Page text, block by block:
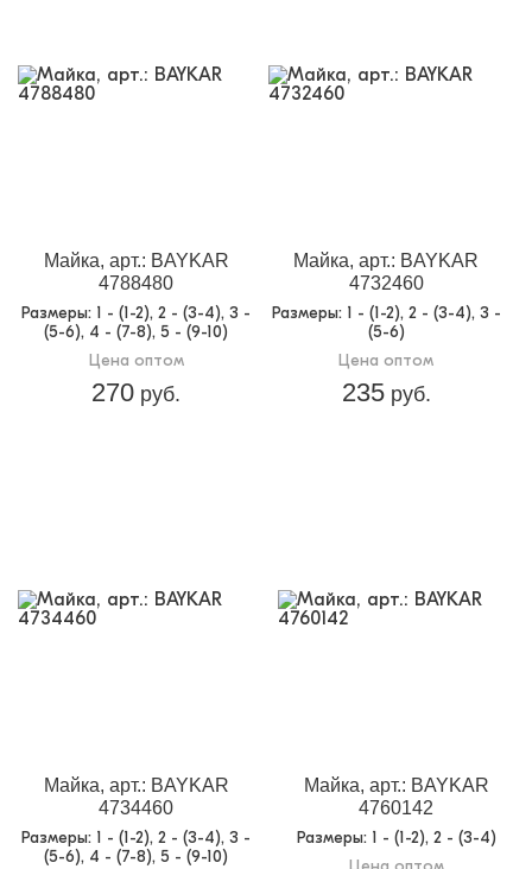
Майка, арт.: BAYKAR
4788480
Размеры: 1 - (1-2), 2 - (3-4), 3 -
(5-6), 4 - (7-8), 5 - (9-10)
Цена оптом
270 руб.
Майка, арт.: BAYKAR
4732460
Размеры: 1 - (1-2), 2 - (3-4), 3 -
(5-6)
Цена оптом
235руб.
Майка, арт.: BAYKAR
4734460
Размеры: 1 - (1-2), 2 - (3-4), 3 -
(5-6), 4 - (7-8), 5 - (9-10)
Майка, арт.: BAYKAR
4760142
Размеры: 1 - (1-2), 2 - (3-4)